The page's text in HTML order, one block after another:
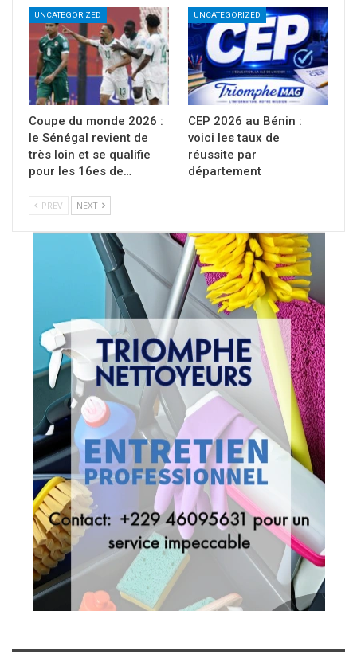
UNCATEGORIZED
Coupe du monde 2026 :
le Sénégal revient de
très loin et se qualifie
pour les 16es de…
UNCATEGORIZED
CEP 2026 au Bénin :
voici les taux de
réussite par
département
PREV NEXT